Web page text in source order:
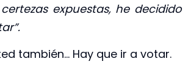
expuestas, he decidido
también… Hay que ir a votar.